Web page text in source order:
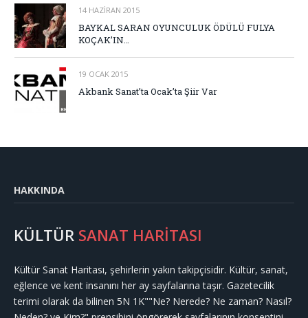
14 HAZIRAN 2015
BAYKAL SARAN OYUNCULUK ÖDÜLÜ FULYA
KOÇAK’IN…
19 OCAK 2015
Akbank Sanat’ta Ocak’ta Şiir Var
HAKKINDA
KÜLTÜR SANAT HARİTASI
Kültür Sanat Haritası, şehirlerin yakın takipçisidir. Kültür, sanat,
eğlence ve kent insanını her ay sayfalarına taşır. Gazetecilik
terimi olarak da bilinen 5N 1K""Ne? Nerede? Ne zaman? Nasıl?